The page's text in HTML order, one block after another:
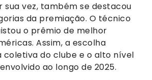
sua vez, também se destacou
da premiação. O técnico
o prêmio de melhor
Assim, a escolha
coletiva do clube e o alto nível
ao longo de 2025.